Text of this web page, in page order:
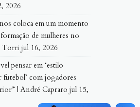
2026
coloca em um momento
de mulheres no
Torri jul 16, 2026
pensar em ‘estilo
com jogadores
| André Capraro jul 15,